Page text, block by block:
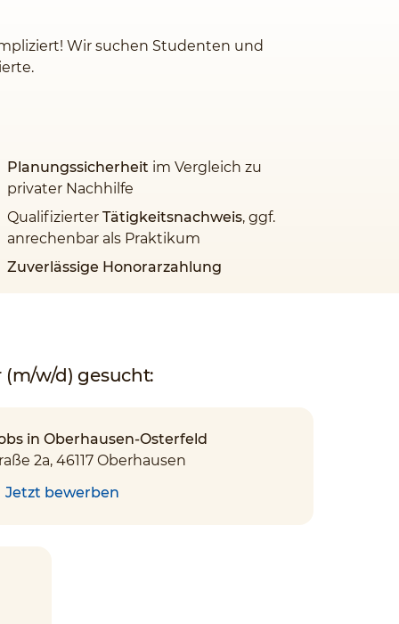
Wir suchen Studenten und
Planungssicherheit im Vergleich zu
privater Nachhilfe
Qualifizierter Tätigkeitsnachweis, ggf.
anrechenbar als Praktikum
Zuverlässige Honorarzahlung
w/d) gesucht:
in Oberhausen-Osterfeld
2a, 46117 Oberhausen
Jetzt bewerben